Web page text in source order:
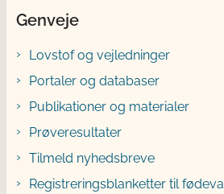
Genveje
Lovstof og vejledninger
Portaler og databaser
Publikationer og materialer
Prøveresultater
Tilmeld nyhedsbreve
Registreringsblanketter til